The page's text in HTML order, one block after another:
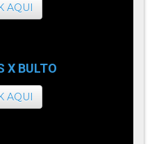
AQUI
X BULTO
AQUI